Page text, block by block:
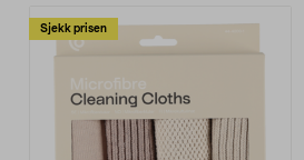
Sjekk prisen